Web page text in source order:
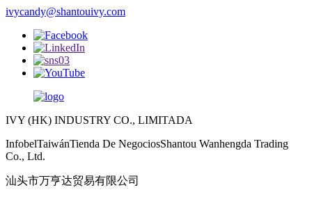
ivycandy@shantouivy.com
IVY (HK) INDUSTRY CO., LIMITADA
InfobelTaiwánTienda De NegociosShantou Wanhengda Trading
Co., Ltd.
汕头市万亨达贸易有限公司